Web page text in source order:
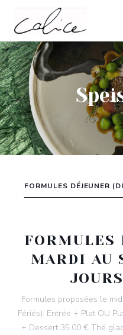
FORMULES DÉJEUNER
FORMULES
MARDI AU
Formules proposées le
Fériés). Entrée + Plat OU
+ Dessert 35.00 € Thé